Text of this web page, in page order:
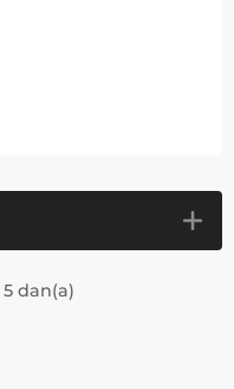
5 dan(a)